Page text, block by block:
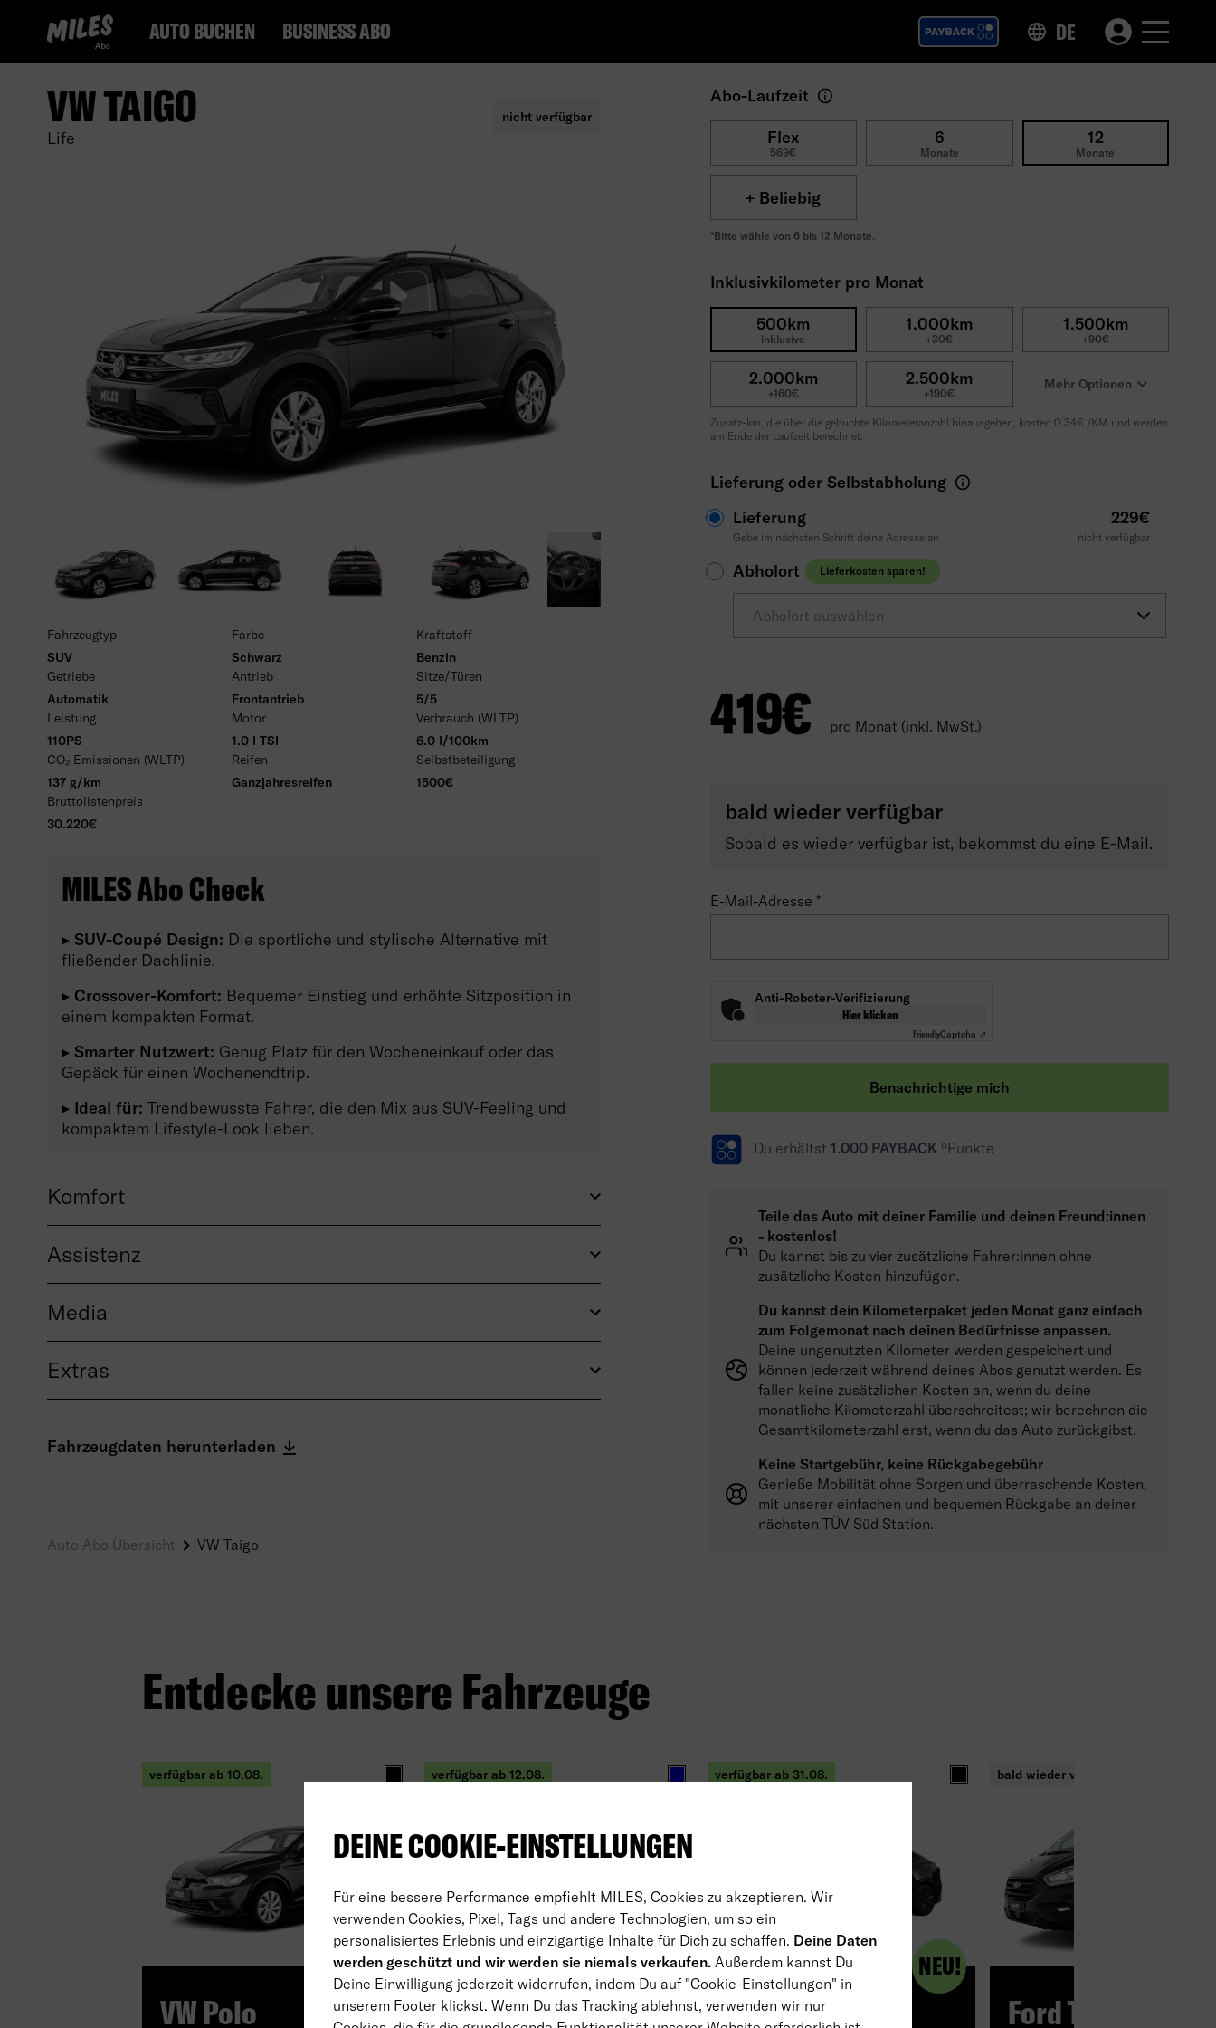
MILES Abo Logo. Zur Startseite.
AUTO BUCHEN BUSINESS ABO DE
VW TAIGO
Life
nicht verfügbar
Fahrzeugtyp
SUV
Farbe
Schwarz
Kraftstoff
Benzin
Getriebe
Automatik
Antrieb
Frontantrieb
Sitze/Türen
5/5
Leistung
110PS
Motor
1.0 l TSI
Verbrauch (WLTP)
6.0 l/100km
CO₂ Emissionen (WLTP)
137 g/km
Reifen
Ganzjahresreifen
Selbstbeteiligung
1500€
Bruttolistenpreis
30.220€
MILES Abo Check
▸ SUV-Coupé Design: Die sportliche und stylische Alternative mit
fließender Dachlinie.
▸ Crossover-Komfort: Bequemer Einstieg und erhöhte Sitzposition in
einem kompakten Format.
▸ Smarter Nutzwert: Genug Platz für den Wocheneinkauf oder das
Gepäck für einen Wochenendtrip.
▸ Ideal für: Trendbewusste Fahrer, die den Mix aus SUV-Feeling und
kompaktem Lifestyle-Look lieben.
Komfort
Assistenz
Media
Extras
Fahrzeugdaten herunterladen
Auto Abo Übersicht VW Taigo
Abo-Laufzeit
Flex
569€
6
Monate
12
Monate
+ Beliebig
*Bitte wähle von 6 bis 12 Monate.
Inklusivkilometer pro Monat
500km
inklusive
1.000km
+30€
1.500km
+90€
2.000km
+160€
2.500km
+190€
Mehr Optionen
Zusatz-km, die über die gebuchte Kilometeranzahl hinausgehen, kosten 0.34€ /KM und werden
am Ende der Laufzeit berechnet.
Lieferung oder Selbstabholung
Lieferung
Gebe im nächsten Schritt deine Adresse an
229€
nicht verfügbar
Abholort Lieferkosten sparen!
Abholort auswählen
419€ pro Monat (inkl. MwSt.)
bald wieder verfügbar
Sobald es wieder verfügbar ist, bekommst du eine E-Mail.
E-Mail-Adresse
Anti-Roboter-Verifizierung
Hier klicken
FriendlyCaptcha ⇗
Benachrichtige mich
Du erhältst 1.000 PAYBACKºPunkte
Teile das Auto mit deiner Familie und deinen Freund:innen
- kostenlos!
Du kannst bis zu vier zusätzliche Fahrer:innen ohne
zusätzliche Kosten hinzufügen.
Du kannst dein Kilometerpaket jeden Monat ganz einfach
zum Folgemonat nach deinen Bedürfnisse anpassen.
Deine ungenutzten Kilometer werden gespeichert und
können jederzeit während deines Abos genutzt werden. Es
fallen keine zusätzlichen Kosten an, wenn du deine
monatliche Kilometerzahl überschreitest; wir berechnen die
Gesamtkilometerzahl erst, wenn du das Auto zurückgibst.
Keine Startgebühr, keine Rückgabegebühr
Genieße Mobilität ohne Sorgen und überraschende Kosten,
mit unserer einfachen und bequemen Rückgabe an deiner
nächsten TÜV Süd Station.
Entdecke unsere Fahrzeuge
verfügbar ab 10.08. Schwarz
NEU!
VW Polo
verfügbar ab 12.08. Blau
NEU!
Seat Ibiza
verfügbar ab 31.08.
NEU!
Tesla Model Y
bald wieder verfügbar
Ford Transit
DEINE COOKIE-EINSTELLUNGEN
Für eine bessere Performance empfiehlt MILES, Cookies zu akzeptieren. Wir
verwenden Cookies, Pixel, Tags und andere Technologien, um so ein
personalisiertes Erlebnis und einzigartige Inhalte für Dich zu schaffen. Deine Daten
werden geschützt und wir werden sie niemals verkaufen. Außerdem kannst Du
Deine Einwilligung jederzeit widerrufen, indem Du auf "Cookie-Einstellungen" in
unserem Footer klickst. Wenn Du das Tracking ablehnst, verwenden wir nur